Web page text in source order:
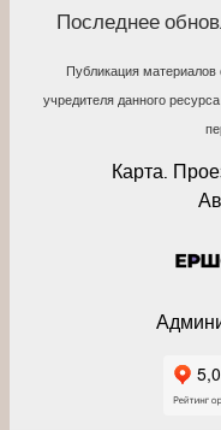
Последнее
Публикация материалов
учредителя данного
Карта.